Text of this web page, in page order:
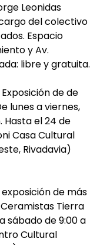
Leonidas
cargo del colectivo
Espacio
y Av.
libre y gratuita.
Exposición de de
lunes a viernes,
Hasta el 24 de
Casa Cultural
Rivadavia)
de más
Tierra
sábado de 9:00 a
Cultural